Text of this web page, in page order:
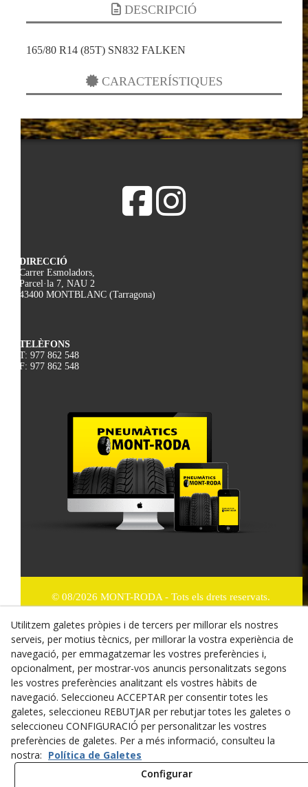
DESCRIPCIÓ
165/80 R14 (85T) SN832 FALKEN
CARACTERÍSTIQUES
DIRECCIÓ
Carrer Esmoladors,
Parcel·la 7, NAU 2
43400 MONTBLANC (Tarragona)
TELÈFONS
T: 977 862 548
F: 977 862 548
© 08/2026 MONT-RODA - Tots els drets reservats.
Política de Privacitat
Termes i condicions de compra
Dret de desistiment
Cookies
Mapa Web
Utilitzem galetes pròpies i de tercers per millorar els nostres
serveis, per motius tècnics, per millorar la vostra experiència de
navegació, per emmagatzemar les vostres preferències i,
opcionalment, per mostrar-vos anuncis personalitzats segons
les vostres preferències analitzant els vostres hàbits de
navegació. Seleccioneu ACCEPTAR per consentir totes les
galetes, seleccioneu REBUTJAR per rebutjar totes les galetes o
seleccioneu CONFIGURACIÓ per personalitzar les vostres
preferències de galetes. Per a més informació, consulteu la
nostra: Política de Galetes
Configurar